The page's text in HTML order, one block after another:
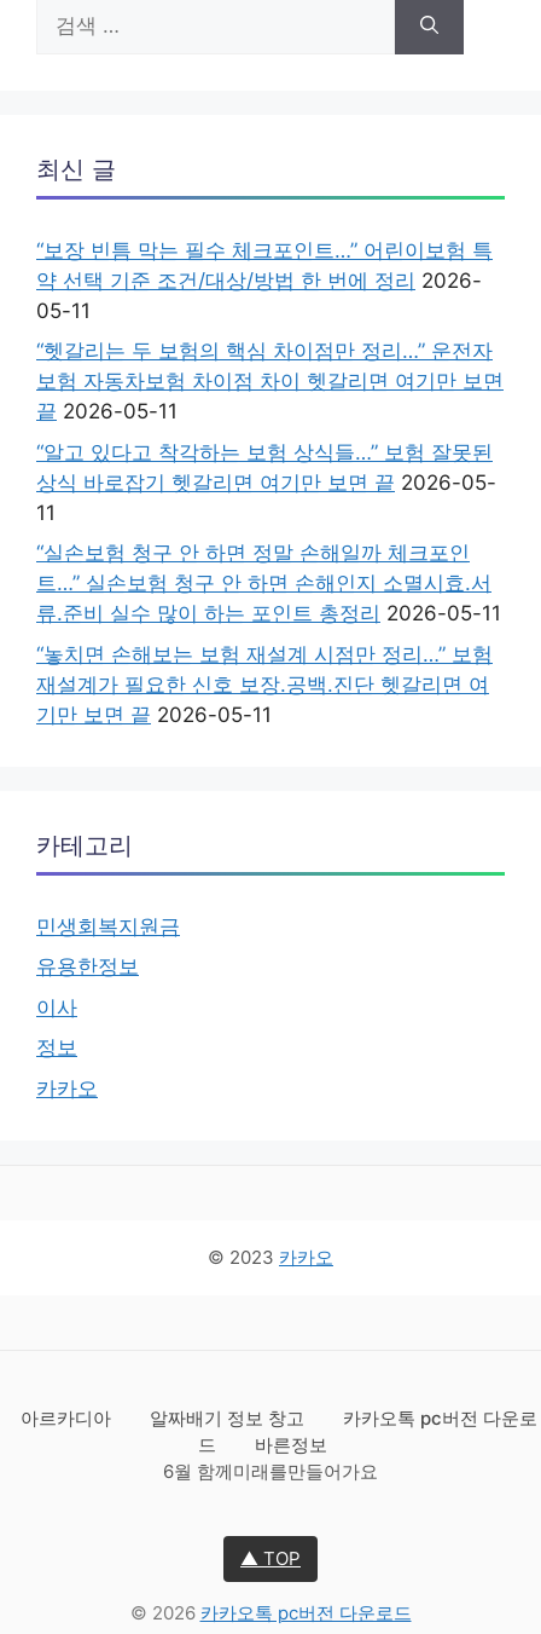
색:
최신 글
“보장 빈틈 막는 필수 체크포인트…” 어린이보험 특
약 선택 기준 조건/대상/방법 한 번에 정리 2026-
05-11
“헷갈리는 두 보험의 핵심 차이점만 정리…” 운전자
보험 자동차보험 차이점 차이 헷갈리면 여기만 보면
끝 2026-05-11
“알고 있다고 착각하는 보험 상식들…” 보험 잘못된
상식 바로잡기 헷갈리면 여기만 보면 끝 2026-05-
11
“실손보험 청구 안 하면 정말 손해일까 체크포인
트…” 실손보험 청구 안 하면 손해인지 소멸시효.서
류.준비 실수 많이 하는 포인트 총정리 2026-05-11
“놓치면 손해보는 보험 재설계 시점만 정리…” 보험
재설계가 필요한 신호 보장.공백.진단 헷갈리면 여
기만 보면 끝 2026-05-11
카테고리
민생회복지원금
유용한정보
이사
정보
카카오
© 2023 카카오
아르카디아 알짜배기 정보 창고
카카오톡 pc버전 다운로
드
바른정보
6월 함께미래를만들어가요
▲ TOP
© 2026 카카오톡 pc버전 다운로드